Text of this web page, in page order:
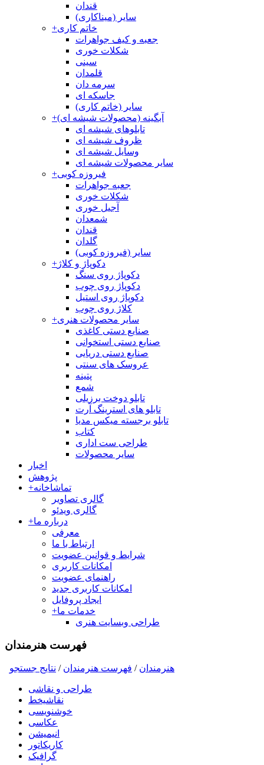
قندان
سایر (میناکاری)
+خاتم کاری
جعبه و کیف جواهرات
شکلات خوری
سینی
قلمدان
سرمه دان
جاسکه ای
سایر (خاتم کاری)
+آبگینه (محصولات شیشه ای)
تابلوهای شیشه ای
ظروف شیشه ای
وسایل شیشه ای
سایر محصولات شیشه ای
+فیروزه کوبی
جعبه جواهرات
شکلات خوری
آجیل خوری
شمعدان
قندان
گلدان
سایر (فیروزه کوبی)
+دکوپاژ و کلاژ
دکوپاژ روی سنگ
دکوپاژ روی چوب
دکوپاژ روی استیل
کلاژ روی چوب
+سایر محصولات هنری
صنایع دستی کاغذی
صنایع دستی استخوانی
صنایع دستی دریایی
عروسک های سنتی
پتینه
شمع
تابلو دوخت برزیلی
تابلو های استرینگ آرت
تابلو برجسته میکس مدیا
کتاب
طراحی ست اداری
سایر محصولات
اخبار
پژوهش
+تماشاخانه
گالری تصاویر
گالری ویدئو
+درباره ما
معرفی
ارتباط با ما
شرایط و قوانین عضویت
امکانات کاربری
راهنمای عضویت
امکانات کاربری جدید
ایجاد پروفایل
+خدمات ما
طراحی وبسایت هنری
فهرست هنرمندان
هنرمندان / فهرست هنرمندان / نتايج جستجو
طراحی و نقاشی
نقاشیخط
خوشنویسی
عکاسی
انیمیشن
کاریکاتور
گرافیک